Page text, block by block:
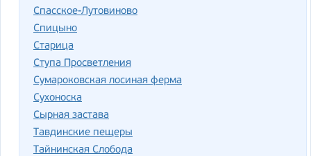
Спасское-Лутовиново
Спицыно
Старица
Ступа Просветления
Сумароковская лосиная ферма
Сухоноска
Сырная застава
Тавдинские пещеры
Тайнинская Слобода